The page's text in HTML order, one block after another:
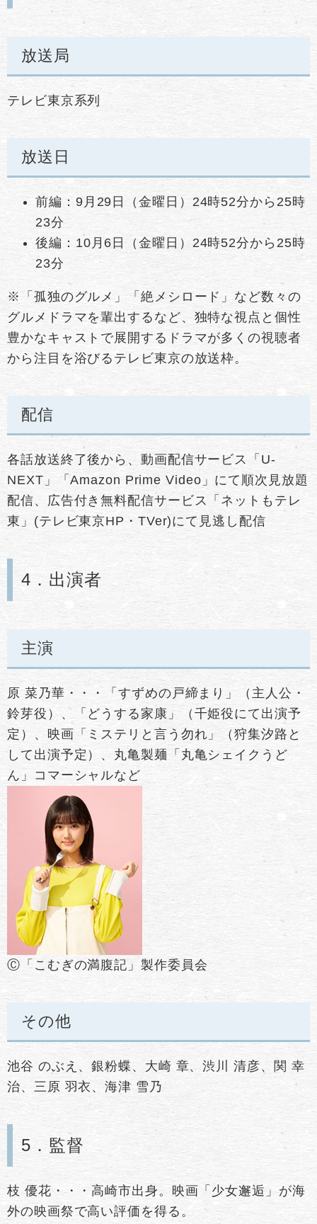
放送局
テレビ東京系列
放送日
前編：9月29日（金曜日）24時52分から25時
23分
後編：10月6日（金曜日）24時52分から25時
23分
※「孤独のグルメ」「絶メシロード」など数々の
グルメドラマを輩出するなど、独特な視点と個性
豊かなキャストで展開するドラマが多くの視聴者
から注目を浴びるテレビ東京の放送枠。
配信
各話放送終了後から、動画配信サービス「U-
NEXT」「Amazon Prime Video」にて順次見放題
配信、広告付き無料配信サービス「ネットもテレ
東」(テレビ東京HP・TVer)にて見逃し配信
4．出演者
主演
原 菜乃華・・・「すずめの戸締まり」（主人公・
鈴芽役）、「どうする家康」（千姫役にて出演予
定）、映画「ミステリと言う勿れ」（狩集汐路と
して出演予定）、丸亀製麺「丸亀シェイクうど
ん」コマーシャルなど
Ⓒ「こむぎの満腹記」製作委員会
その他
池谷 のぶえ、銀粉蝶、大崎 章、渋川 清彦、関 幸
治、三原 羽衣、海津 雪乃
5．監督
枝 優花・・・高崎市出身。映画「少女邂逅」が海
外の映画祭で高い評価を得る。